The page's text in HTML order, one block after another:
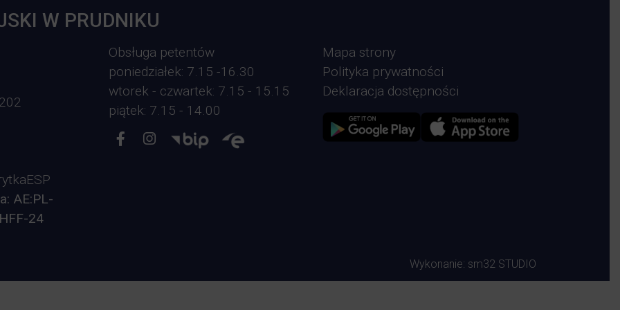
W PRUDNIKU
AE:PL-
24
Obsługa petentów
poniedziałek: 7.15 -16.30
wtorek - czwartek: 7.15 - 15.15
piątek: 7.15 - 14.00
Mapa strony
Polityka prywatności
Deklaracja dostępności
Wykonanie: sm32 STUDIO